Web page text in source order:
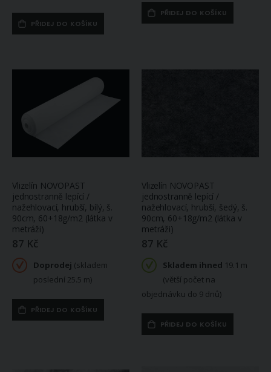
PŘIDEJ DO KOŠÍKU
PŘIDEJ DO KOŠÍKU
Vlizelín NOVOPAST
jednostranně lepící /
nažehlovací, hrubší, bílý, š.
90cm, 60+18g/m2 (látka v
metráži)
87 Kč
Doprodej (skladem
poslední 25.5 m)
PŘIDEJ DO KOŠÍKU
Vlizelín NOVOPAST
jednostranně lepící /
nažehlovací, hrubší, šedý, š.
90cm, 60+18g/m2 (látka v
metráži)
87 Kč
Skladem ihned 19.1 m
(větší počet na
objednávku do 9 dnů)
PŘIDEJ DO KOŠÍKU